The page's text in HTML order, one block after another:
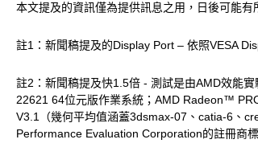
本文提及的資訊僅為提供訊息之用，日後可能
註1：新聞稿提及的Display Port – 依照VESA
註2：新聞稿提及快1.5倍 - 測試是由AMD效能
22621 64位元版作業系統；AMD Radeon™
V3.1（幾何平均值涵蓋3dsmax-07、catia-6、
Performance Evaluation Corporation的註冊商